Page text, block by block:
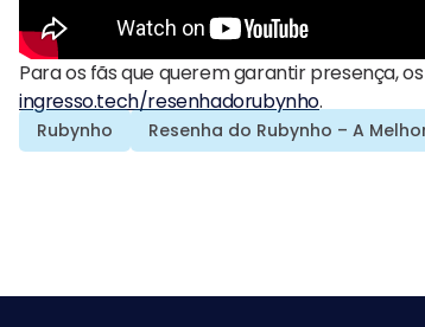
Para os fãs que querem garantir presença,
ingresso.tech/resenhadorubynho.
Rubynho Resenha do Rubynho – A